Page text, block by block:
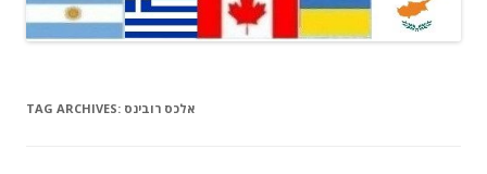
TAG ARCHIVES: אלכס רובינס